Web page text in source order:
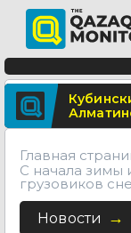
Отправьте свои
В
юбилей
Главная
С начала зимы
грузовиков
Новости